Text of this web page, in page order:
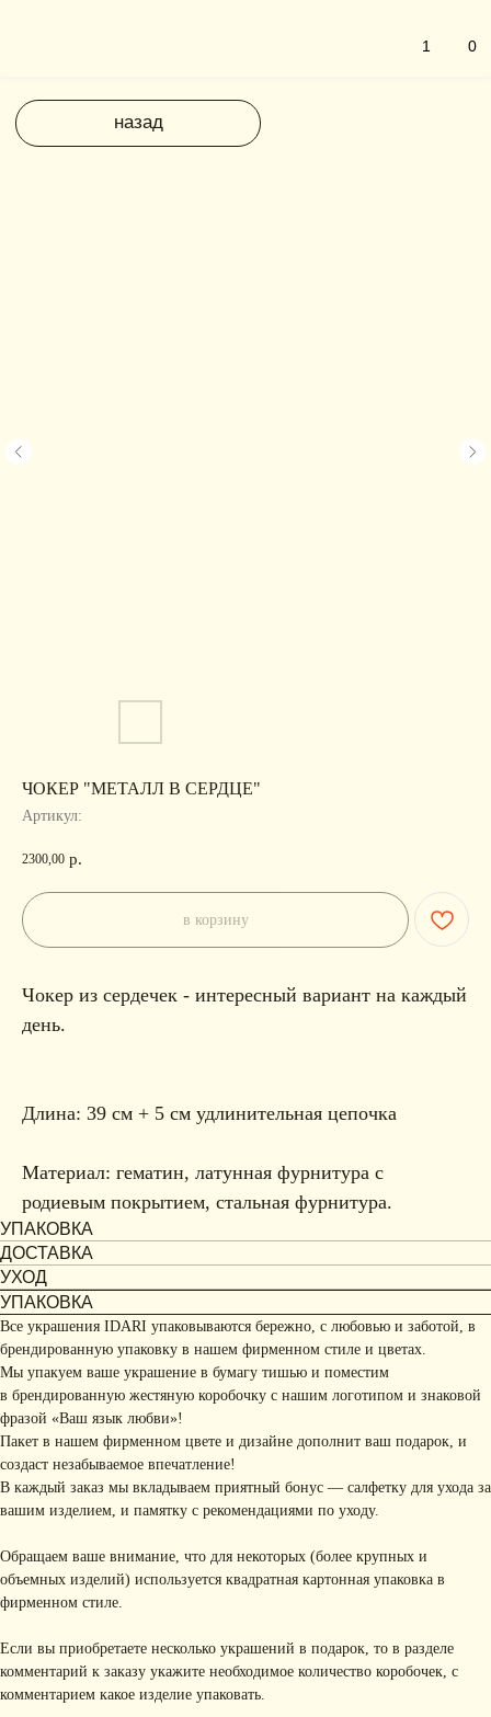
ЧОКЕР "МЕТАЛЛ В СЕРДЦЕ"
Артикул:
2300,00 р.
в корзину
Чокер из сердечек - интересный вариант на каждый
день.
Длина: 39 см + 5 см удлинительная цепочка
Материал: гематин, латунная фурнитура с
родиевым покрытием, стальная фурнитура.
УПАКОВКА
ДОСТАВКА
УХОД
УПАКОВКА
Все украшения IDARI упаковываются бережно, с любовью и заботой, в
брендированную упаковку в нашем фирменном стиле и цветах.
Мы упакуем ваше украшение в бумагу тишью и поместим
в брендированную жестяную коробочку с нашим логотипом и знаковой
фразой «Ваш язык любви»!
Пакет в нашем фирменном цвете и дизайне дополнит ваш подарок, и
создаст незабываемое впечатление!
В каждый заказ мы вкладываем приятный бонус — салфетку для ухода за
вашим изделием, и памятку с рекомендациями по уходу.
Обращаем ваше внимание, что для некоторых (более крупных и
объемных изделий) используется квадратная картонная упаковка в
фирменном стиле.
Если вы приобретаете несколько украшений в подарок, то в разделе
комментарий к заказу укажите необходимое количество коробочек, с
комментарием какое изделие упаковать.